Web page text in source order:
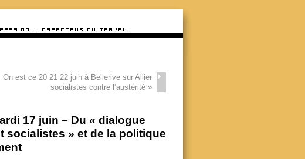
On est ce 20 21 22 juin à Bellerive sur Allier
socialistes contre l’austérité»
17 juin – Du « dialogue
socialistes » et de la politique